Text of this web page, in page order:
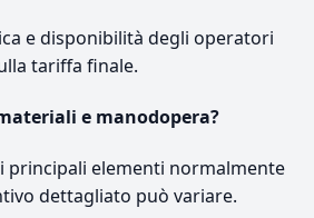
e disponibilità degli operatori
tariffa finale.
e manodopera?
principali elementi normalmente
dettagliato può variare.